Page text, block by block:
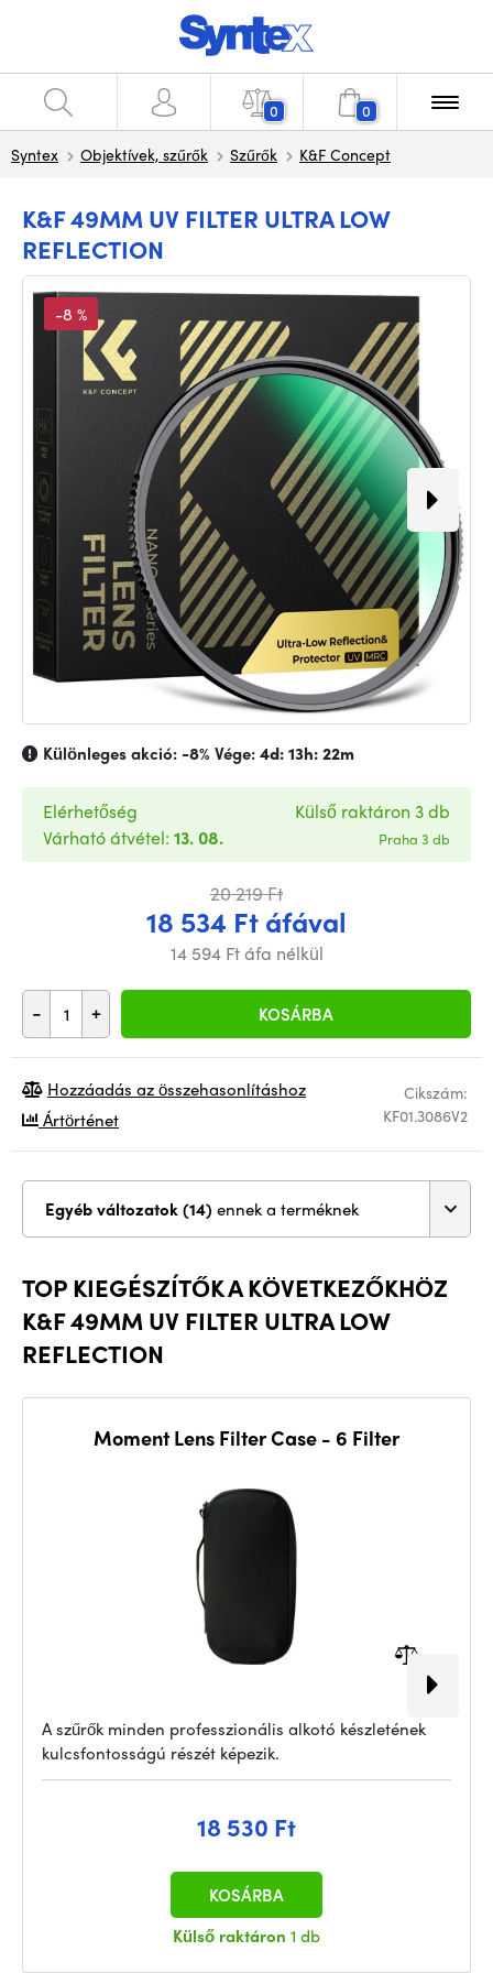
0 0
Syntex Objektívek, szűrők Szűrők K&F Concept
K&F 49MM UV FILTER ULTRA LOW
REFLECTION
-8 %
Különleges akció:-8% Vége:4d: 13h: 22m
20 219 Ft
18 534 Ft áfával
14 594 Ft áfa nélkül
- + KOSÁRBA
Elérhetőség
Várható átvétel: 13. 08.
Külső raktáron 3 db
Praha 3 db
Cikszám:
KF01.3086V2
Hozzáadás az összehasonlításhoz
Ártörténet
Egyéb változatok (14) ennek a terméknek
TOP KIEGÉSZÍTŐK A KÖVETKEZŐKHÖZ
K&F 49MM UV FILTER ULTRA LOW
REFLECTION
Moment Lens Filter Case - 6 Filter
A szűrők minden professzionális alkotó készletének
kulcsfontosságú részét képezik.
18 530 Ft
Külső raktáron 1 db
KOSÁRBA